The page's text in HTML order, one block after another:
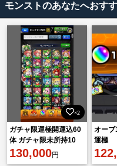
モンストのあなたへおす
×2
ガチャ限運極開運込60
体 ガチャ限未所持10
体！ ID9桁 古参垢 アム
ネディア所持
130,000円
オーブ
運極